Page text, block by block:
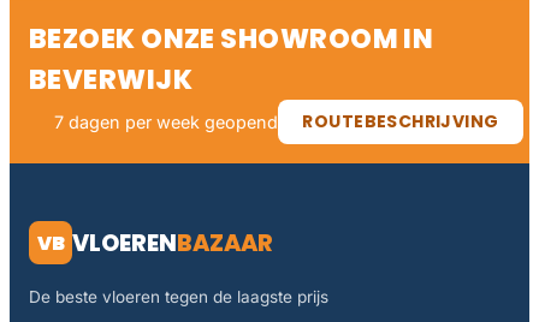
BEZOEK ONZE SHOWROOM IN
BEVERWIJK
7 dagen per week geopend ROUTEBESCHRIJVING
VB VLOERENBAZAAR
De beste vloeren tegen de laagste prijs